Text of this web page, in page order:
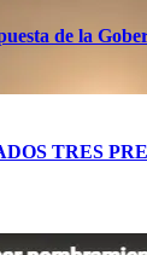
de la
TRES